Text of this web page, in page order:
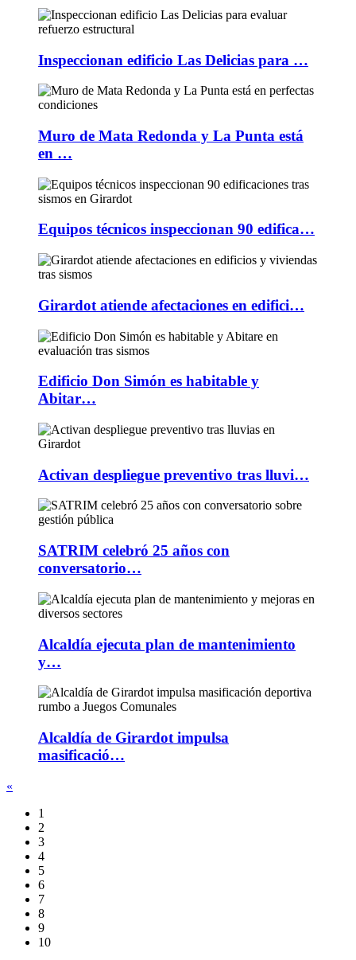
Inspeccionan edificio Las Delicias para …
Muro de Mata Redonda y La Punta está
en …
Equipos técnicos inspeccionan 90 edifica…
Girardot atiende afectaciones en edifici…
Edificio Don Simón es habitable y
Abitar…
Activan despliegue preventivo tras lluvi…
SATRIM celebró 25 años con
conversatorio…
Alcaldía ejecuta plan de mantenimiento
y…
Alcaldía de Girardot impulsa
masificació…
«
1
2
3
4
5
6
7
8
9
10